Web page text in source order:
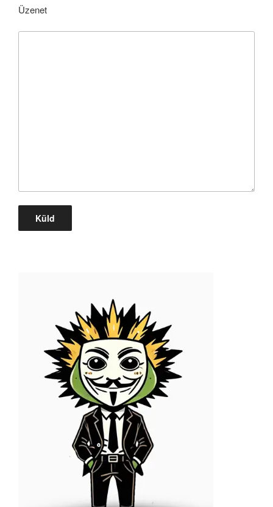
Üzenet